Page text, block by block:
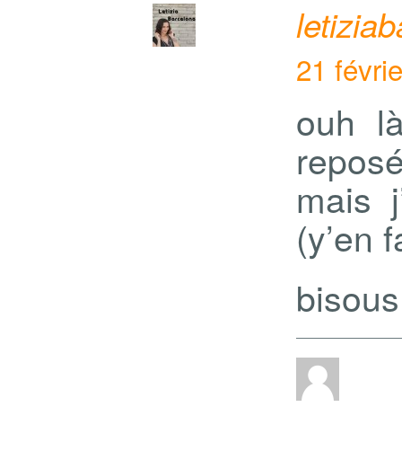
21
ouh
mais
(y’en